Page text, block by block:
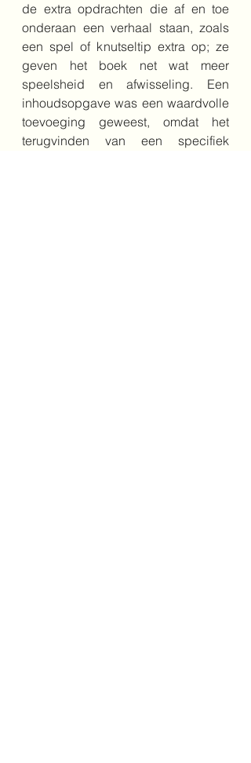
de extra opdrachten die af en toe
onderaan een verhaal staan, zoals
een spel of knutseltip extra op; ze
geven het boek net wat meer
speelsheid en afwisseling. Een
inhoudsopgave was een waardvolle
toevoeging geweest, omdat het
terugvinden van een specifiek